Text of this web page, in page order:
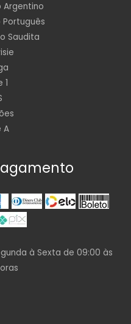
Saudita
1
A
à Sexta de 09:00 às